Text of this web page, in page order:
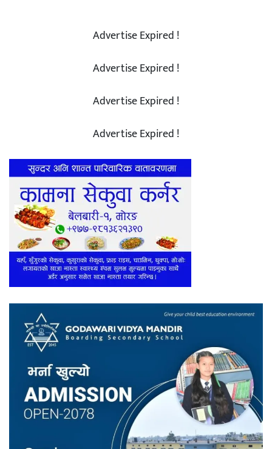
Advertise Expired !
Advertise Expired !
Advertise Expired !
Advertise Expired !